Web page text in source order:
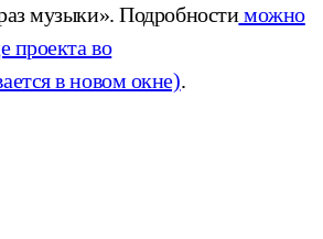
му­зыки». Подробностиможно
проекта во
в новом окне).